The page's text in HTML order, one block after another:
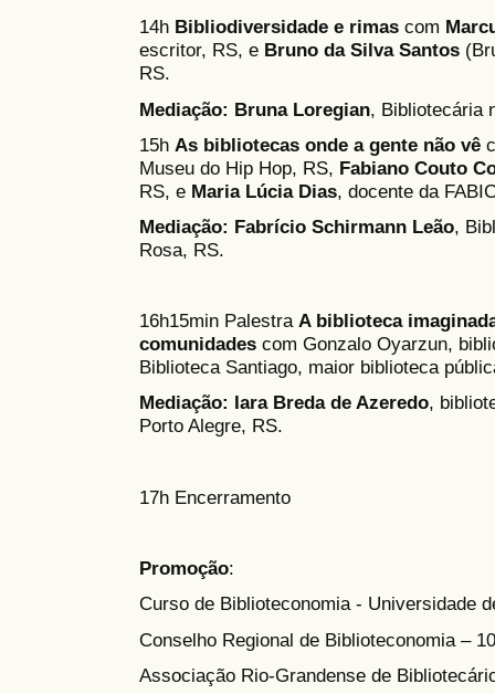
14h Bibliodiversidade e rimas com
escritor, RS, e Bruno da Silva Santos
RS.
Mediação: Bruna Loregian, Bibliotecária
15h As bibliotecas onde a gente não vê
Museu do Hip Hop, RS, Fabiano Couto
RS, e Maria Lúcia Dias, docente da
Mediação: Fabrício Schirmann Leão,
Rosa, RS.
16h15min Palestra A biblioteca
comunidades com Gonzalo Oyarzun,
Biblioteca Santiago, maior biblioteca
Mediação: Iara Breda de Azeredo,
Porto Alegre, RS.
17h Encerramento
Promoção:
Curso de Biblioteconomia - Universidade
Conselho Regional de Biblioteconomia –
Associação Rio-Grandense de